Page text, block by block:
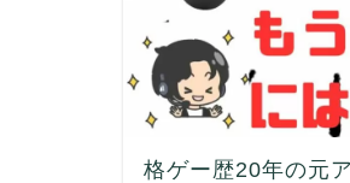
格ゲー歴20年の元